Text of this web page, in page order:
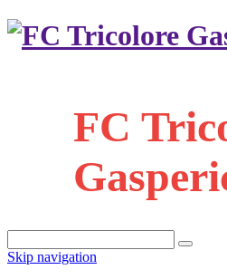
FC
Skip navigation